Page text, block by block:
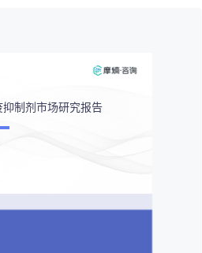
提供疾病领域
分析市场现状
投资
解码生物医药
抑制剂市场研究报告